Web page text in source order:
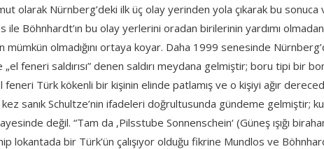
olarak Nürnberg’deki ilk üç olay yerinden yola çıkarak bu sonuca
ile Böhnhardt’ın bu olay yerlerini oradan birilerinin yardımı olmadan
mümkün olmadığını ortaya koyar. Daha 1999 senesinde
„el feneri saldırısı” denen saldırı meydana gelmiştir; boru tipi bir
Türk kökenli bir kişinin elinde patlamış ve o kişiyi ağır
kez sanık Schultze’nin ifadeleri doğrultusunda gündeme gelmiştir;
değil. “Tam da ‚Pilsstube Sonnenschein‘ (Güneş ışığı
lokantada bir Türk’ün çalışıyor olduğu fikrine Mundlos ve